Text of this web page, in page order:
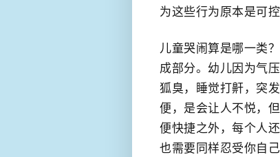
为这些行为原本是可
儿童哭闹算是哪一类
成部分。幼儿因为气
狐臭，睡觉打鼾，突
便，是会让人不悦，
便快捷之外，​每个人
也需要同样忍受你自己